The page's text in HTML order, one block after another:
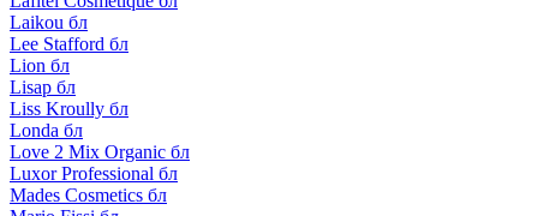
Laikou бл
Lee Stafford бл
Lion бл
Lisap бл
Liss Kroully бл
Londa бл
Love 2 Mix Organic бл
Luxor Professional бл
Mades Cosmetics бл